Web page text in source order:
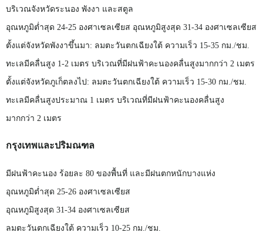
บริเวณจังหวัดระนอง พังงา และสตูล
อุณหภูมิต่ำสุด 24-25 องศาเซลเซียส อุณหภูมิสูงสุด 31-34 องศาเซลเซียส
ตั้งแต่จังหวัดพังงาขึ้นมา: ลมตะวันตกเฉียงใต้ ความเร็ว 15-35 กม./ชม.
ทะเลมีคลื่นสูง 1-2 เมตร บริเวณที่มีฝนฟ้าคะนองคลื่นสูงมากกว่า 2 เมตร
ตั้งแต่จังหวัดภูเก็ตลงไป: ลมตะวันตกเฉียงใต้ ความเร็ว 15-30 กม./ชม.
ทะเลมีคลื่นสูงประมาณ 1 เมตร บริเวณที่มีฝนฟ้าคะนองคลื่นสูง
มากกว่า 2 เมตร
กรุงเทพและปริมณฑล
มีฝนฟ้าคะนอง ร้อยละ 80 ของพื้นที่ และมีฝนตกหนักบางแห่ง
อุณหภูมิต่ำสุด 25-26 องศาเซลเซียส
อุณหภูมิสูงสุด 31-34 องศาเซลเซียส
ลมตะวันตกเฉียงใต้ ความเร็ว 10-25 กม./ชม.